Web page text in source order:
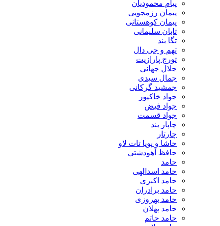
پیام محمودیان
پیمان رزمجویی
پیمان کوهستانی
تابان سلیمانی
تگا بند
تهم و جی دال
تورج پارازیت
جلال جهانی
جمال سیدی
جمشید گرکانی
جواد خاکپور
جواد فیض
جواد قسمت
چاپار بند
چارتار
حاشا و پویا تات لاو
حافظ آهودشتی
حامد
حامد اسدالهی
حامد اکبری
حامد برادران
حامد بهروزی
حامد پهلان
حامد حاتم